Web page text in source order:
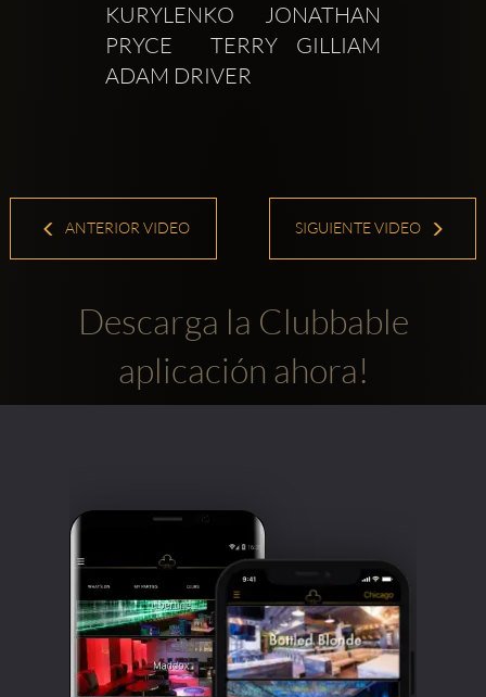
KURYLENKO  JONATHAN
PRYCE  TERRY GILLIAM
ADAM DRIVER
ANTERIOR VIDEO SIGUIENTE VIDEO
Descarga la Clubbable
aplicación ahora!